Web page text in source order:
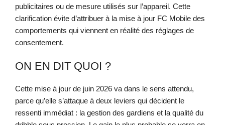
publicitaires ou de mesure utilisés sur l’appareil. Cette
clarification évite d’attribuer à la mise à jour FC Mobile des
comportements qui viennent en réalité des réglages de
consentement.
ON EN DIT QUOI ?
Cette mise à jour de juin 2026 va dans le sens attendu,
parce qu’elle s’attaque à deux leviers qui décident le
ressenti immédiat : la gestion des gardiens et la qualité du